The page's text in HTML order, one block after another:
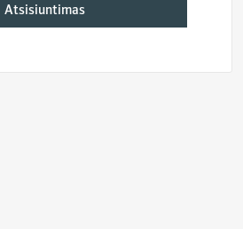
Atsisiuntimas